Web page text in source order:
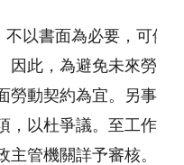
以書面為必要，可依
因此，為避免未來勞資
勞動契約為宜。另事業
，以杜爭議。至工作規
主管機關詳予審核。